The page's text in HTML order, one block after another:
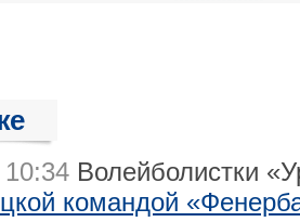
Волейболистки
командой